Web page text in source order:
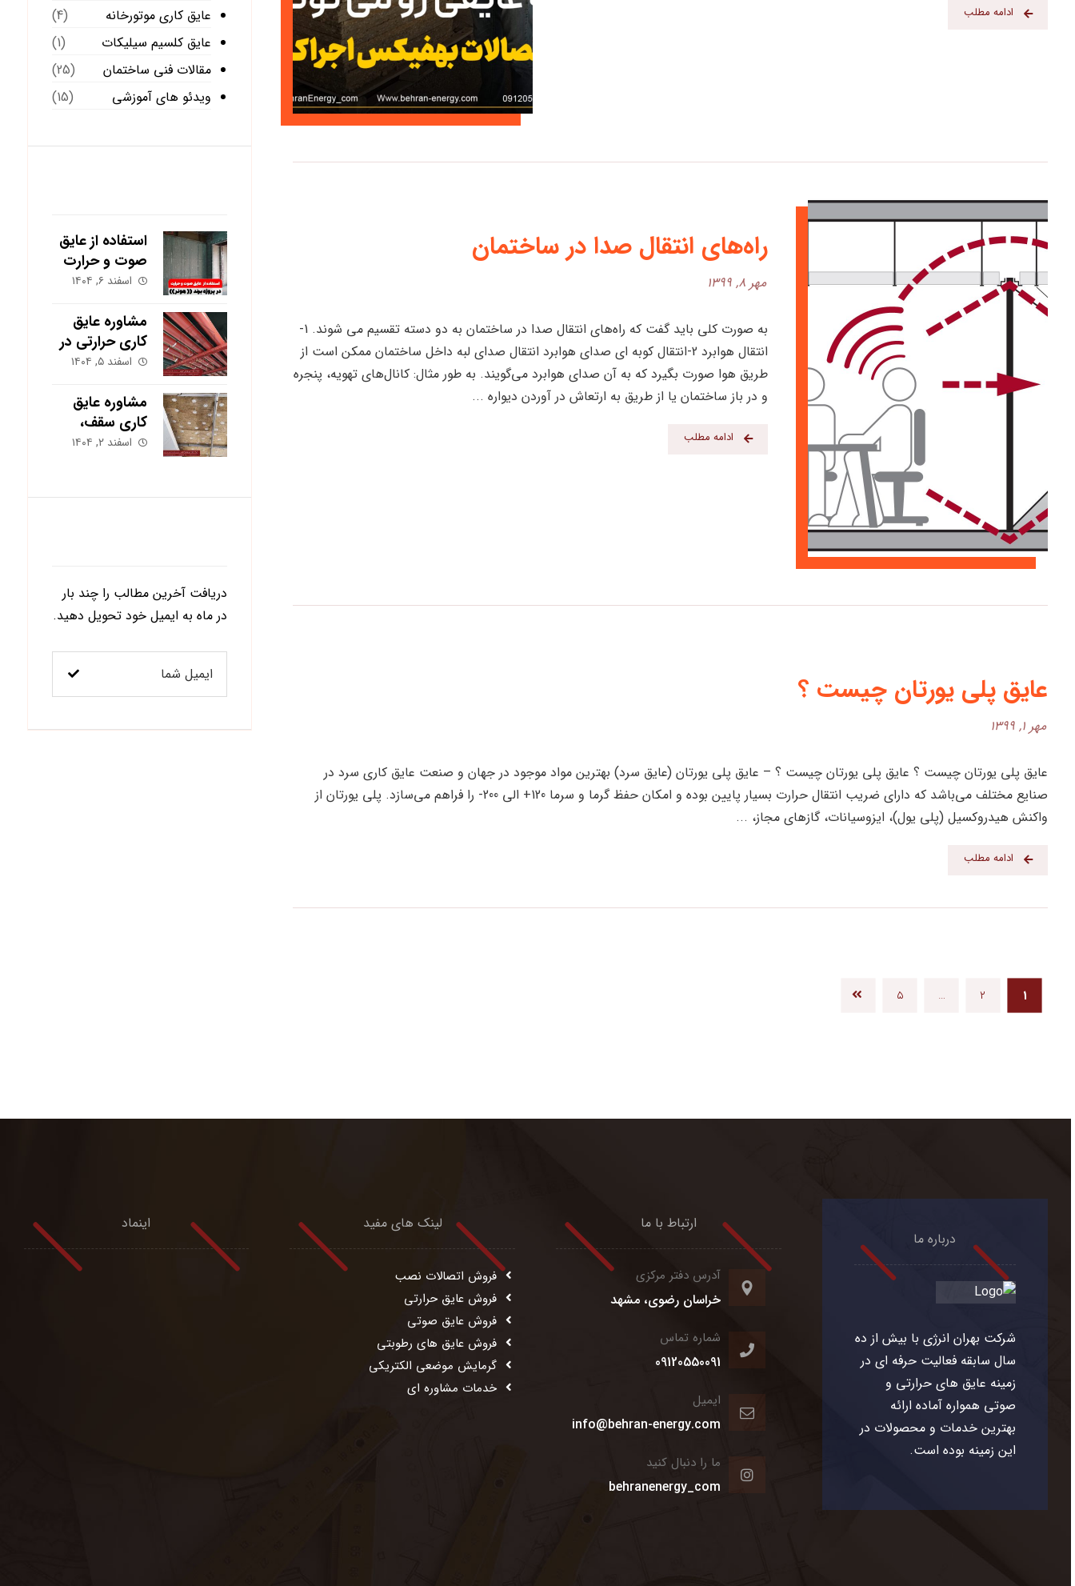
ادامه مطلب
راه‌های انتقال صدا در ساختمان
مهر ۸, ۱۳۹۹
به صورت کلی باید گفت که راه‌های انتقال صدا در ساختمان به دو دسته تقسیم می شوند. 1-
انتقال هوابرد 2-انتقال کوبه ای صدای هوابرد انتقال صدای لبه داخل ساختمان ممکن است از
طریق هوا صورت بگیرد که به آن صدای هوابرد می‌گویند. به طور مثال: کانال‌های تهویه، پنجره
و در باز ساختمان یا از طریق به ارتعاش در آوردن دیواره ...
ادامه مطلب
عایق پلی یورتان چیست ؟
مهر ۱, ۱۳۹۹
عایق پلی یورتان چیست ؟ عایق پلی یورتان چیست ؟ – عایق پلی یورتان (عایق سرد) بهترین مواد موجود در جهان و صنعت عایق کاری سرد در
صنایع مختلف می‌باشد که دارای ضریب انتقال حرارت بسیار پایین بوده و امکان حفظ گرما و سرما 120+ الی 200- را فراهم می‌سازد. پلی یورتان از
واکنش هیدروکسیل (پلی یول)، ایزوسیانات، گازهای مجاز، ...
ادامه مطلب
۱ ۲ … ۵
عایق کاری موتورخانه
(4)
عایق کلسیم سیلیکات
(1)
مقالات فنی ساختمان
(25)
ویدئو های آموزشی
(15)
استفاده از عایق
صوت و حرارت
در پروژه برند
انرژی
اسفند ۶, ۱۴۰۴
مشاوره عایق
کاری حرارتی در
مشهد؛ کاهش
ساختمان
اسفند ۵, ۱۴۰۴
مشاوره عایق
کاری سقف،
دیوار و کف؛
دارد؟
اسفند ۲, ۱۴۰۴
دریافت آخرین مطالب را چند بار
در ماه به ایمیل خود تحویل دهید.
درباره ما
شرکت بهران انرژی با بیش از ده
سال سابقه فعالیت حرفه ای در
زمینه عایق های حرارتی و
صوتی همواره آماده ارائه
بهترین خدمات و محصولات در
این زمینه بوده است.
ارتباط با ما
آدرس دفتر مرکزی
خراسان رضوی، مشهد
شماره تماس
09120550091
ایمیل
info@behran-energy.com
ما را دنبال کنید
behranenergy_com
لینک های مفید
فروش اتصالات نصب
فروش عایق حرارتی
فروش عایق صوتی
فروش عایق های رطوبتی
گرمایش موضعی الکتریکی
خدمات مشاوره ای
اینماد